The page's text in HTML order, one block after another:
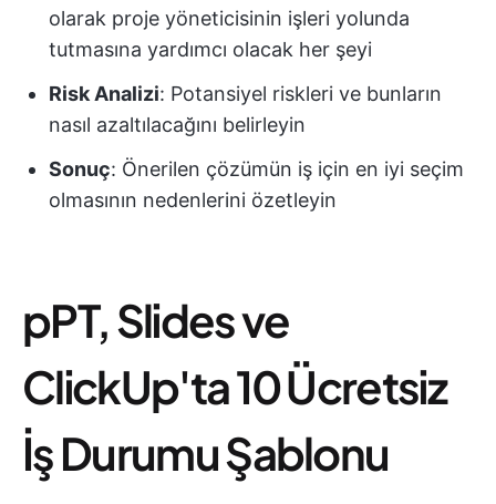
olarak proje yöneticisinin işleri yolunda
tutmasına yardımcı olacak her şeyi
Risk Analizi: Potansiyel riskleri ve bunların
nasıl azaltılacağını belirleyin
Sonuç: Önerilen çözümün iş için en iyi seçim
olmasının nedenlerini özetleyin
pPT, Slides ve
ClickUp'ta 10 Ücretsiz
İş Durumu Şablonu